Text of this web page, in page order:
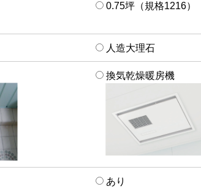
0.75坪（規格1216）
人造大理石
換気乾燥暖房機
あり